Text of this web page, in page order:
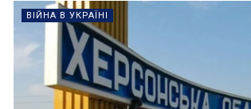
ВІЙНА В УКРАЇНІ